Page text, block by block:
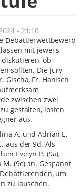
- 21:10
Debattierwettbewerb
mit jeweils
ob
sollten. Die Jury
Gischa, Fr. Hanisch
zwischen zwei
gestalten, losten
aus.
A. und Adrian E.
aus der 9d. Als
Evelyn P. (9a),
M. (9c) an. Gespannt
um
zu lauschen.